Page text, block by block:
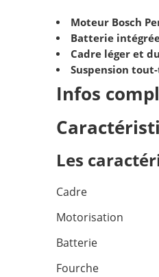
Moteur Bosch
Batterie
Cadre léger et
Suspension
Infos
Les
Cadre
Motorisation
Batterie
Fourche